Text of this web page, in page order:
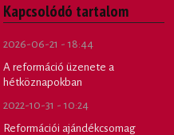
Kapcsolódó tartalom
2026-06-21 - 18:44
A reformáció üzenete a
hétköznapokban
2022-10-31 - 10:24
Reformációi ajándékcsomag